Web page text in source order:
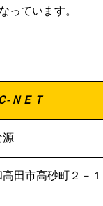
っています。
-ＮＥＴ
源
田市高砂町２－１